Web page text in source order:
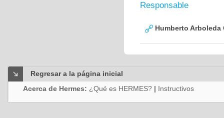
Responsable
Humberto Arboleda
Regresar a la página inicial
Acerca de Hermes: ¿Qué es HERMES? | Instructivos